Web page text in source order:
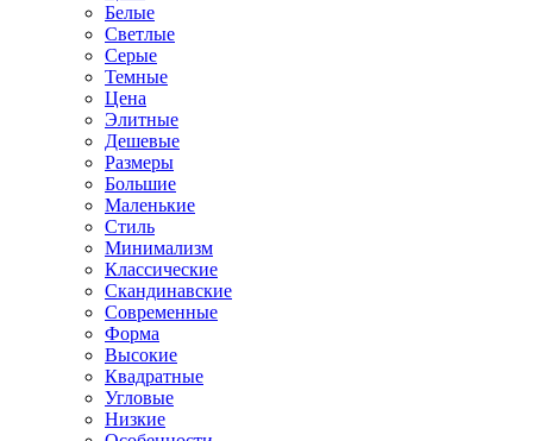
Белые
Светлые
Серые
Темные
Цена
Элитные
Дешевые
Размеры
Большие
Маленькие
Стиль
Минимализм
Классические
Скандинавские
Современные
Форма
Высокие
Квадратные
Угловые
Низкие